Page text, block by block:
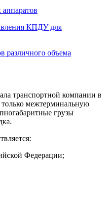
КПДУ для
различного объема
транспортной компании в
межтерминальную
грузы
Федерации;